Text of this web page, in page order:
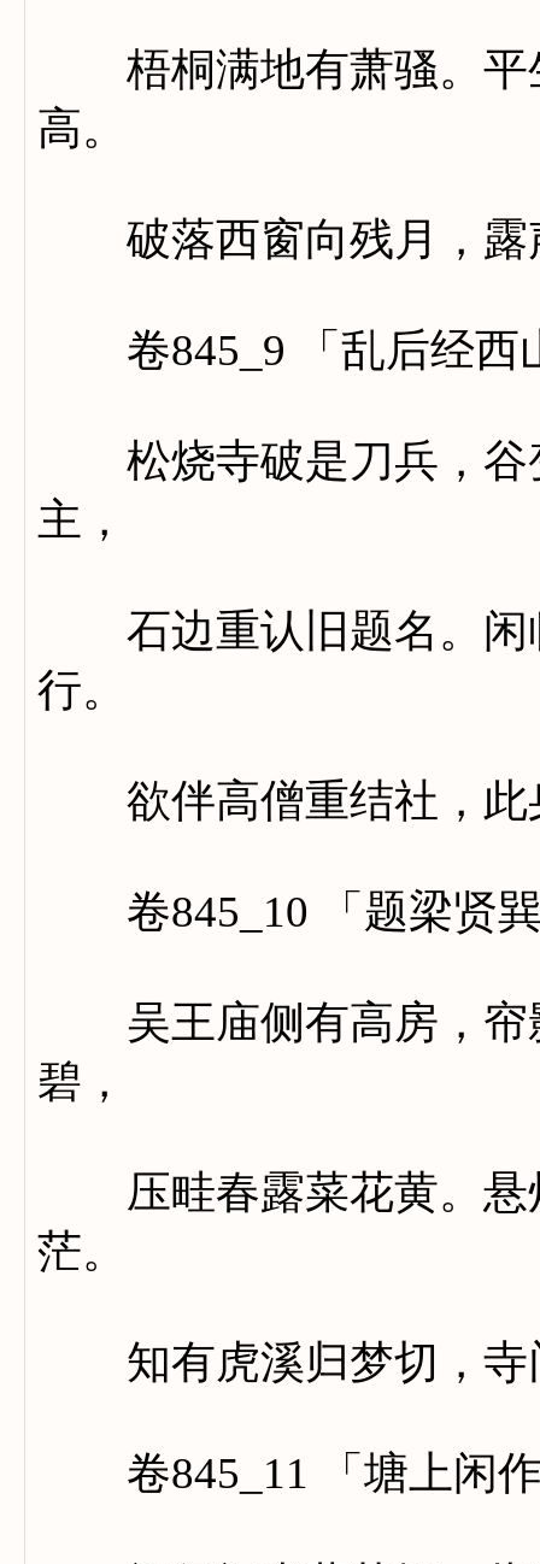
梧桐满地有萧骚。平
高。
破落西窗向残月，露
卷845_9 「乱后经西
松烧寺破是刀兵，谷
主，
石边重认旧题名。闲
行。
欲伴高僧重结社，此
卷845_10 「题梁贤巽
吴王庙侧有高房，帘
碧，
压畦春露菜花黄。悬
茫。
知有虎溪归梦切，寺
卷845_11 「塘上闲